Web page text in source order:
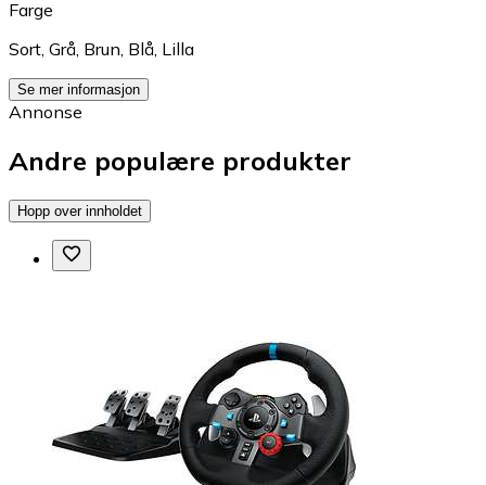
Farge
Sort, Grå, Brun, Blå, Lilla
Se mer informasjon
Annonse
Andre populære produkter
Hopp over innholdet